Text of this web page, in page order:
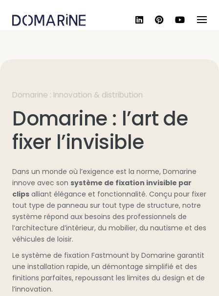
Domarine : Innovation & distribution
Domarine : l’art de
fixer l’invisible
Dans un monde où l’exigence est la norme, Domarine
innove avec son système de fixation invisible par
clips alliant élégance et fonctionnalité. Conçu pour fixer
tout type de panneau sur tout type de structure, notre
système répond aux besoins des professionnels de
l’architecture d’intérieur, du mobilier, du nautisme et des
véhicules de loisir.
Le système de fixation Fastmount by Domarine garantit
une installation rapide, un démontage simplifié et des
finitions parfaites, repoussant les limites du design et de
l’innovation.